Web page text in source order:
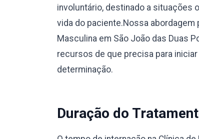
involuntário, destinado a situações
vida do paciente.Nossa abordagem
Masculina em São João das Duas
recursos de que precisa para
determinação.
Duração do